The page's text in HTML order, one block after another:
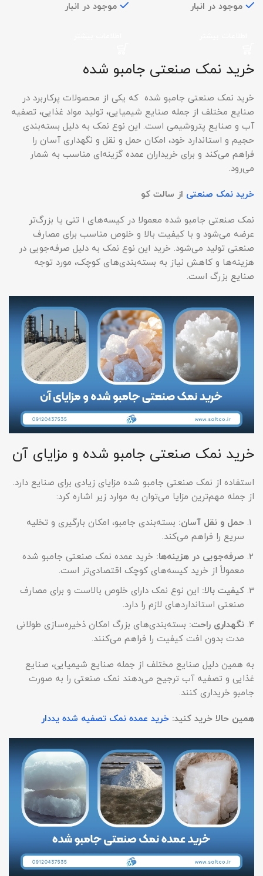
موجود در انبار موجود در انبار
خرید نمک صنعتی جامبو شده
خرید نمک صنعتی جامبو شده که یکی از محصولات پرکاربرد در
صنایع مختلف از جمله صنایع شیمیایی، تولید مواد غذایی، تصفیه
آب و صنایع پتروشیمی است. این نوع نمک به دلیل بسته‌بندی
حجیم و استاندارد خود، امکان حمل و نقل و نگهداری آسان را
فراهم می‌کند و برای خریداران عمده گزینه‌ای مناسب به شمار
می‌رود.
خرید نمک صنعتی از سالت کو
نمک صنعتی جامبو شده معمولا در کیسه‌های ۱ تنی یا بزرگ‌تر
عرضه می‌شود و با کیفیت بالا و خلوص مناسب برای مصارف
صنعتی تولید می‌شود. خرید این نوع نمک به دلیل صرفه‌جویی در
هزینه‌ها و کاهش نیاز به بسته‌بندی‌های کوچک، مورد توجه
صنایع بزرگ است.
خرید نمک صنعتی جامبو شده و مزایای آن
استفاده از نمک صنعتی جامبو شده مزایای زیادی برای صنایع دارد.
از جمله مهم‌ترین مزایا می‌توان به موارد زیر اشاره کرد:
حمل و نقل آسان: بسته‌بندی جامبو، امکان بارگیری و تخلیه
سریع را فراهم می‌کند.
صرفه‌جویی در هزینه‌ها: خرید عمده نمک صنعتی جامبو شده
معمولاً از خرید کیسه‌های کوچک اقتصادی‌تر است.
کیفیت بالا: این نوع نمک دارای خلوص بالاست و برای مصارف
صنعتی استانداردهای لازم را دارد.
نگهداری راحت: بسته‌بندی‌های بزرگ امکان ذخیره‌سازی طولانی
مدت بدون افت کیفیت را فراهم می‌کنند.
به همین دلیل صنایع مختلف از جمله صنایع شیمیایی، صنایع
غذایی و تصفیه آب ترجیح می‌دهند نمک صنعتی را به صورت
جامبو خریداری کنند.
همین حالا خرید کنید: خرید عمده نمک تصفیه شده یددار